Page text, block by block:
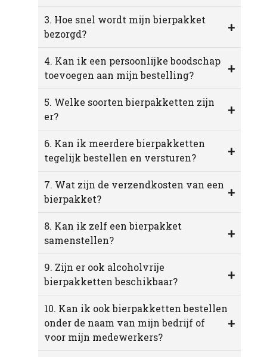
3. Hoe snel wordt mijn bierpakket
bezorgd?
+
4. Kan ik een persoonlijke boodschap
toevoegen aan mijn bestelling?
+
5. Welke soorten bierpakketten zijn
er?
+
6. Kan ik meerdere bierpakketten
tegelijk bestellen en versturen?
+
7. Wat zijn de verzendkosten van een
bierpakket?
+
8. Kan ik zelf een bierpakket
samenstellen?
+
9. Zijn er ook alcoholvrije
bierpakketten beschikbaar?
+
10. Kan ik ook bierpakketten bestellen
onder de naam van mijn bedrijf of
voor mijn medewerkers?
+